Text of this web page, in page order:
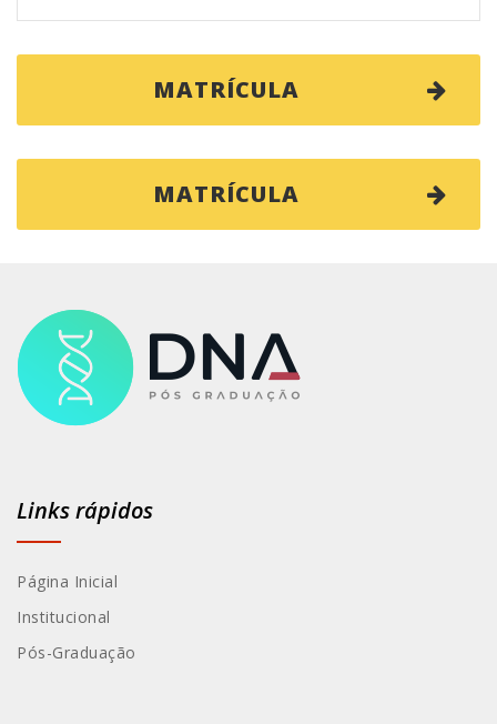
MATRÍCULA
MATRÍCULA
Links rápidos
Página Inicial
Institucional
Pós-Graduação